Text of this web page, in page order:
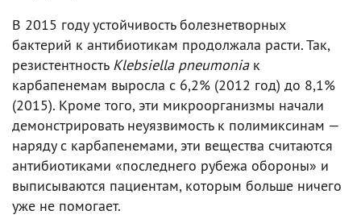
В 2015 году устойчивость болезнетворных
бактерий к антибиотикам продолжала расти. Так,
резистентность Klebsiella pneumoniaк
карбапенемам выросла с 6,2% (2012 год) до 8,1%
(2015). Кроме того, эти микроорганизмы начали
демонстрировать неуязвимость к полимиксинам —
наряду с карбапенемами, эти вещества считаются
антибиотиками «последнего рубежа обороны» и
выписываются пациентам, которым больше ничего
уже не помогает.